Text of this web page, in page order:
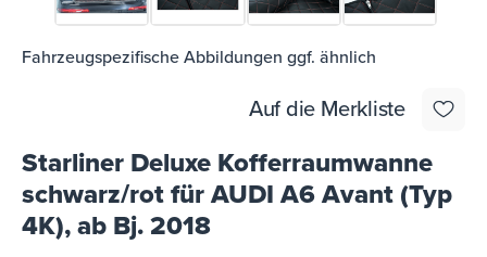
Fahrzeugspezifische Abbildungen ggf. ähnlich
Auf die Merkliste
Starliner Deluxe Kofferraumwanne
schwarz/rot für AUDI A6 Avant (Typ
4K), ab Bj. 2018